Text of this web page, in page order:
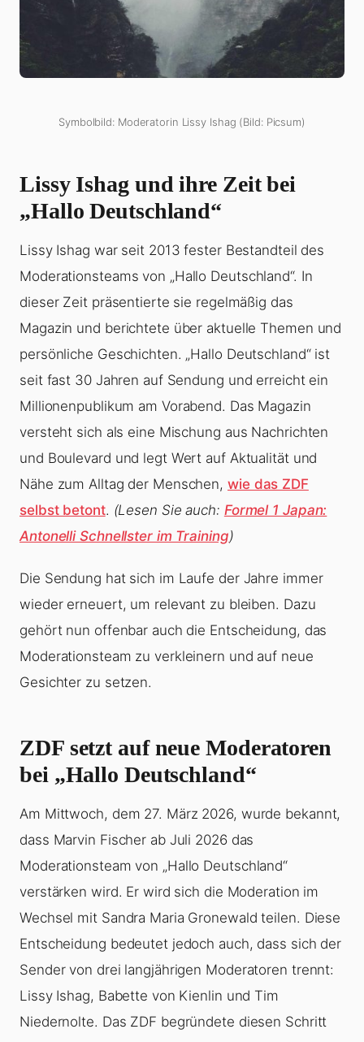
Symbolbild: Moderatorin Lissy Ishag (Bild: Picsum)
Lissy Ishag und ihre Zeit bei
„Hallo Deutschland“
Lissy Ishag war seit 2013 fester Bestandteil des
Moderationsteams von „Hallo Deutschland“. In
dieser Zeit präsentierte sie regelmäßig das
Magazin und berichtete über aktuelle Themen und
persönliche Geschichten. „Hallo Deutschland“ ist
seit fast 30 Jahren auf Sendung und erreicht ein
Millionenpublikum am Vorabend. Das Magazin
versteht sich als eine Mischung aus Nachrichten
und Boulevard und legt Wert auf Aktualität und
Nähe zum Alltag der Menschen, wie das ZDF
selbst betont. (Lesen Sie auch: Formel 1 Japan:
Antonelli Schnellster im Training)
Die Sendung hat sich im Laufe der Jahre immer
wieder erneuert, um relevant zu bleiben. Dazu
gehört nun offenbar auch die Entscheidung, das
Moderationsteam zu verkleinern und auf neue
Gesichter zu setzen.
ZDF setzt auf neue Moderatoren
bei „Hallo Deutschland“
Am Mittwoch, dem 27. März 2026, wurde bekannt,
dass Marvin Fischer ab Juli 2026 das
Moderationsteam von „Hallo Deutschland“
verstärken wird. Er wird sich die Moderation im
Wechsel mit Sandra Maria Gronewald teilen. Diese
Entscheidung bedeutet jedoch auch, dass sich der
Sender von drei langjährigen Moderatoren trennt:
Lissy Ishag, Babette von Kienlin und Tim
Niedernolte. Das ZDF begründete diesen Schritt